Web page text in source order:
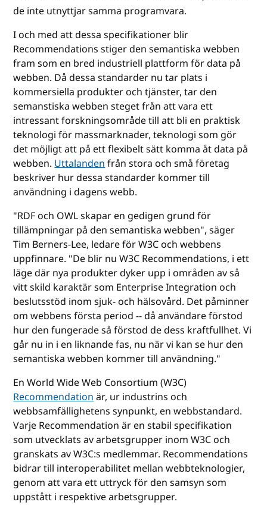
de inte utnyttjar samma programvara.
I och med att dessa specifikationer blir
Recommendations stiger den semantiska webben
fram som en bred industriell plattform för data på
webben. Då dessa standarder nu tar plats i
kommersiella produkter och tjänster, tar den
semanstiska webben steget från att vara ett
intressant forskningsområde till att bli en praktisk
teknologi för massmarknader, teknologi som gör
det möjligt att på ett flexibelt sätt komma åt data på
webben.Uttalandenfrån stora och små företag
beskriver hur dessa standarder kommer till
användning i dagens webb.
"RDF och OWL skapar en gedigen grund för
tillämpningar på den semantiska webben", säger
Tim Berners-Lee, ledare för W3C och webbens
uppfinnare. "De blir nu W3C Recommendations, i ett
läge där nya produkter dyker upp i områden av så
vitt skild karaktär som Enterprise Integration och
beslutsstöd inom sjuk- och hälsovård. Det påminner
om webbens första period -- då användare förstod
hur den fungerade så förstod de dess kraftfullhet. Vi
går nu in i en liknande fas, nu när vi kan se hur den
semantiska webben kommer till användning."
En World Wide Web Consortium (W3C)
Recommendationär, ur industrins och
webbsamfällighetens synpunkt, en webbstandard.
Varje Recommendation är en stabil specifikation
som utvecklats av arbetsgrupper inom W3C och
granskats av W3C:s medlemmar. Recommendations
bidrar till interoperabilitet mellan webbteknologier,
genom att vara ett uttryck för den samsyn som
uppstått i respektive arbetsgrupper.